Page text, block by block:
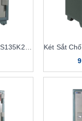
khẩu hay dấu vân
di chuyển hoặc